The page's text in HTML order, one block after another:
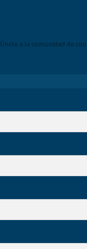
Únete a la comunidad de